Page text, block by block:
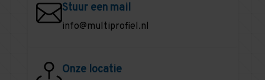
Stuur een mail
info@multiprofiel.nl
Onze locatie